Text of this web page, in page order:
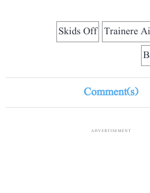
Trainere
Skids Off
Comment(s)
ADVERTISEMENT